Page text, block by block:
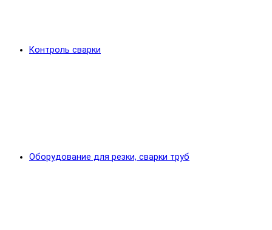
Контроль сварки
Оборудование для резки, сварки труб